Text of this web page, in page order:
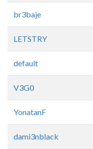
br3baje
LETSTRY
default
V3G0
YonatanF
dami3nblack